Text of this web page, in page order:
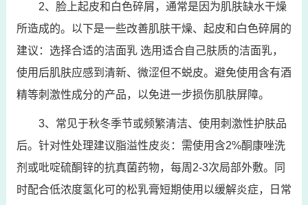
2、脸上起皮和白色碎屑，通常是因为肌肤缺水干燥
所造成的。以下是一些改善肌肤干燥、起皮和白色碎屑的
建议：选择合适的洁面乳 选用适合自己肤质的洁面乳，
使用后肌肤应感到清新、微涩但不蜕皮。避免使用含有酒
精等刺激性成分的产品，以免进一步损伤肌肤屏障。
3、常见于秋冬季节或频繁清洁、使用刺激性护肤品
后。针对性处理建议脂溢性皮炎：需使用含2%酮康唑洗
剂或吡啶硫酮锌的抗真菌药物，每周2-3次局部外敷。同
时配合低浓度氢化可的松乳膏短期使用以缓解炎症，日常